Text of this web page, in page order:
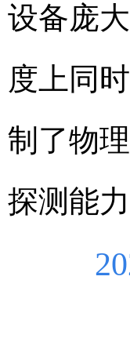
设备庞
度上同
制了物
探测能